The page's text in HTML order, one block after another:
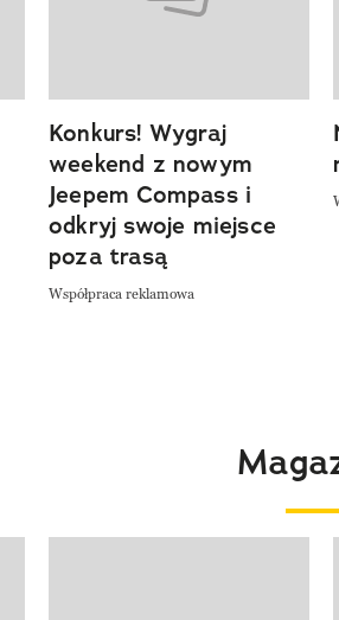
Konkurs! Wygraj
weekend z nowym
Jeepem Compass i
odkryj swoje miejsce
poza trasą
Współpraca reklamowa